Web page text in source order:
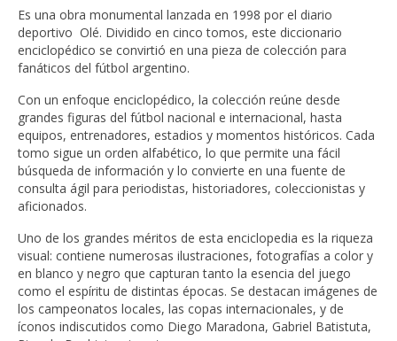
Es una obra monumental lanzada en 1998 por el diario
deportivo Olé. Dividido en cinco tomos, este diccionario
enciclopédico se convirtió en una pieza de colección para
fanáticos del fútbol argentino.
Con un enfoque enciclopédico, la colección reúne desde
grandes figuras del fútbol nacional e internacional, hasta
equipos, entrenadores, estadios y momentos históricos. Cada
tomo sigue un orden alfabético, lo que permite una fácil
búsqueda de información y lo convierte en una fuente de
consulta ágil para periodistas, historiadores, coleccionistas y
aficionados.
Uno de los grandes méritos de esta enciclopedia es la riqueza
visual: contiene numerosas ilustraciones, fotografías a color y
en blanco y negro que capturan tanto la esencia del juego
como el espíritu de distintas épocas. Se destacan imágenes de
los campeonatos locales, las copas internacionales, y de
íconos indiscutidos como Diego Maradona, Gabriel Batistuta,